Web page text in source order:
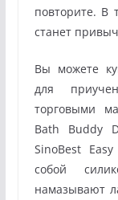
повторите. В
станет
Вы можете
для
торговыми
Bath Buddy
SinoBest
собой
намазывают